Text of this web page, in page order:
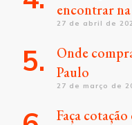
encontrar
27 de abril de
Onde
Paulo
27 de março de
Faça